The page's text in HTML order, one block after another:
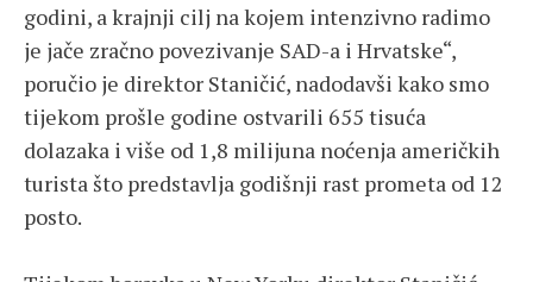
godini, a krajnji cilj na kojem intenzivno radimo
je jače zračno povezivanje SAD-a i Hrvatske“,
poručio je direktor Staničić, nadodavši kako smo
tijekom prošle godine ostvarili 655 tisuća
dolazaka i više od 1,8 milijuna noćenja američkih
turista što predstavlja godišnji rast prometa od 12
posto.